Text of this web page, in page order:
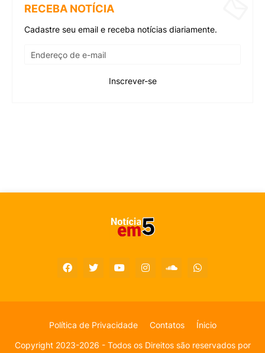
RECEBA NOTÍCIA
Cadastre seu email e receba notícias diariamente.
Copyright 2023-2026 - Todos os Direitos são reservados por
Política de Privacidade Contatos Ínicio